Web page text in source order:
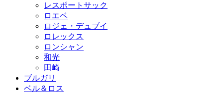
レスポートサック
ロエベ
ロジェ・デュブイ
ロレックス
ロンシャン
和光
田崎
ブルガリ
ベル＆ロス